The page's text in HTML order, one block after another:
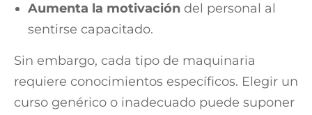
Aumenta la motivación del personal al
sentirse capacitado.
Sin embargo, cada tipo de maquinaria
requiere conocimientos específicos. Elegir un
curso genérico o inadecuado puede suponer